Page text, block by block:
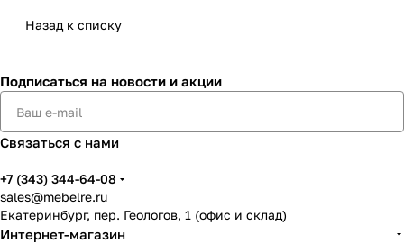
Назад к списку
Подписаться на новости и акции
Связаться с нами
+7 (343) 344-64-08
sales@mebelre.ru
Екатеринбург, пер. Геологов, 1 (офис и склад)
Интернет-магазин